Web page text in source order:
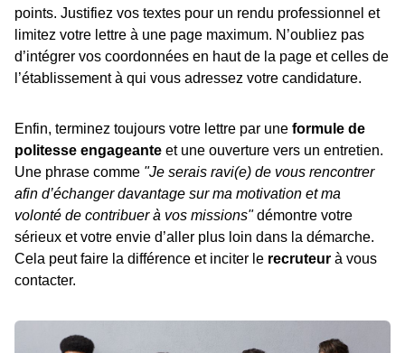
points. Justifiez vos textes pour un rendu professionnel et
limitez votre lettre à une page maximum. N’oubliez pas
d’intégrer vos coordonnées en haut de la page et celles de
l’établissement à qui vous adressez votre candidature.
Enfin, terminez toujours votre lettre par une formule de
politesse engageante et une ouverture vers un entretien.
Une phrase comme "Je serais ravi(e) de vous rencontrer
afin d’échanger davantage sur ma motivation et ma
volonté de contribuer à vos missions"démontre votre
sérieux et votre envie d’aller plus loin dans la démarche.
Cela peut faire la différence et inciter le recruteur à vous
contacter.